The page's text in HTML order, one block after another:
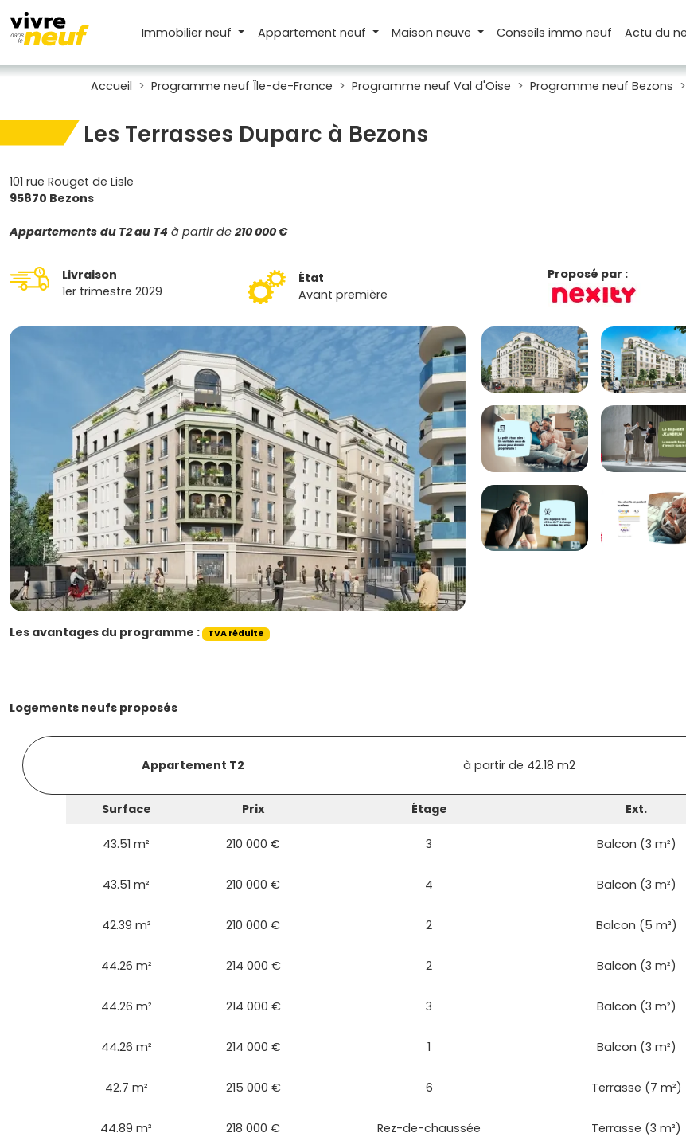
Immobilier neuf Appartement neuf Maison neuve Conseilsimmo neuf Actudu
Accueil Programme neuf Île-de-France Programme neuf Val d'Oise Programme neuf Bezons
Les Terrasses Duparc à Bezons
101 rue Rouget de Lisle
95870 Bezons
Appartements du T2 au T4 à partir de 210 000 €
Livraison
1er trimestre 2029
État
Avant première
Proposé par :
Les avantages du programme : TVA réduite
Logements neufs proposés
Appartement T2 à partir de 42.18 m2
Surface Prix Étage Ext.
43.51 m² 210 000 € 3 Balcon (3 m²)
43.51 m² 210 000 € 4 Balcon (3 m²)
42.39 m² 210 000 € 2 Balcon (5 m²)
44.26 m² 214 000 € 2 Balcon (3 m²)
44.26 m² 214 000 € 3 Balcon (3 m²)
44.26 m² 214 000 € 1 Balcon (3 m²)
42.7 m² 215 000 € 6 Terrasse (7 m²)
44.89 m² 218 000 € Rez-de-chaussée Terrasse (3 m²)